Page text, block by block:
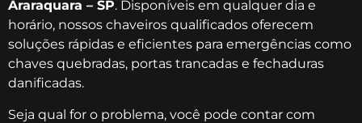
Araraquara – SP. Disponíveis em qualquer dia e
horário, nossos chaveiros qualificados oferecem
soluções rápidas e eficientes para emergências como
chaves quebradas, portas trancadas e fechaduras
danificadas.
Seja qual for o problema, você pode contar com